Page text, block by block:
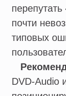
почти
типовых
DVD-Audio